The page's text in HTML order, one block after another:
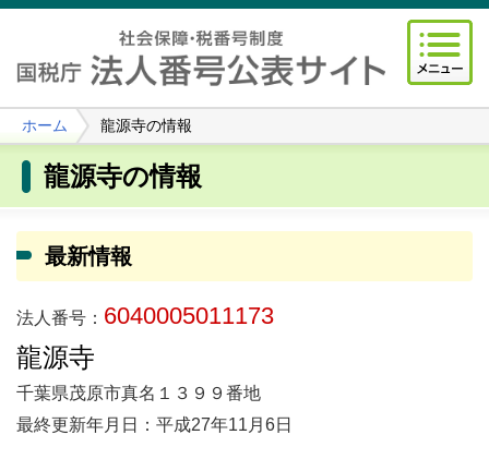
ホーム 龍源寺の情報
龍源寺の情報
最新情報
法人番号： 6040005011173
龍源寺
千葉県茂原市真名１３９９番地
最終更新年月日：平成27年11月6日